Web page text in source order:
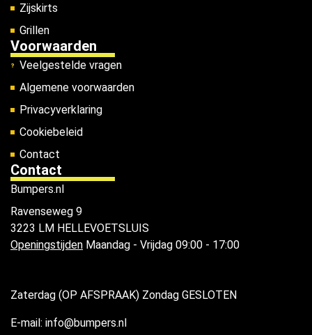
Zijskirts
Grillen
Voorwaarden
Veelgestelde vragen
Algemene voorwaarden
Privacyverklaring
Cookiebeleid
Contact
Contact
Bumpers.nl
Ravenseweg 9
3223 LM HELLEVOETSLUIS
Openingstijden Maandag - Vrijdag 09:00 - 17:00
Zaterdag (OP AFSPRAAK) Zondag GESLOTEN
E-mail: info@bumpers.nl